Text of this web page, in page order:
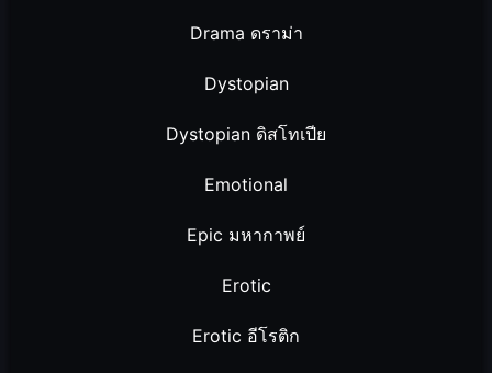
Drama ดราม่า
Dystopian
Dystopian ดิสโทเปีย
Emotional
Epic มหากาพย์
Erotic
Erotic อีโรติก